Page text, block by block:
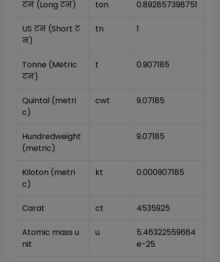
टन (Long टन) ton 0.892857398751
US टन (Short ट
न)
tn 1
Tonne (Metric
टन)
t 0.907185
Quintal (metri
c)
cwt 9.07185
Hundredweight
(metric)
9.07185
Kiloton (metri
c)
kt 0.000907185
Carat ct 4535925
Atomic mass u
nit
u
5.46322559664
e-25